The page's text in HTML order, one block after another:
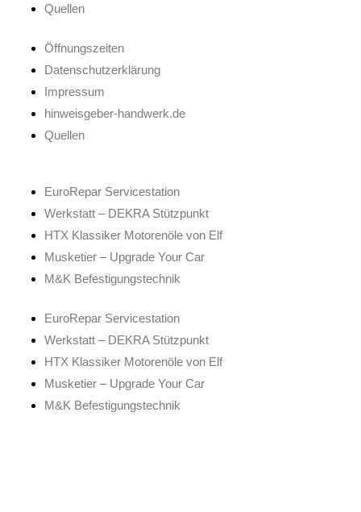
Quellen
Öffnungszeiten
Datenschutzerklärung
Impressum
hinweisgeber-handwerk.de
Quellen
EuroRepar Servicestation
Werkstatt – DEKRA Stützpunkt
HTX Klassiker Motorenöle von Elf
Musketier – Upgrade Your Car
M&K Befestigungstechnik
EuroRepar Servicestation
Werkstatt – DEKRA Stützpunkt
HTX Klassiker Motorenöle von Elf
Musketier – Upgrade Your Car
M&K Befestigungstechnik